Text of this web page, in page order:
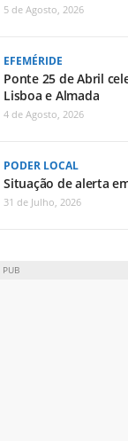
5 de Agosto, 2026
EFEMÉRIDE
Ponte 25 de Abril
Lisboa e Almada
4 de Agosto, 2026
PODER LOCAL
Situação de alerta
31 de Julho, 2026
PUB